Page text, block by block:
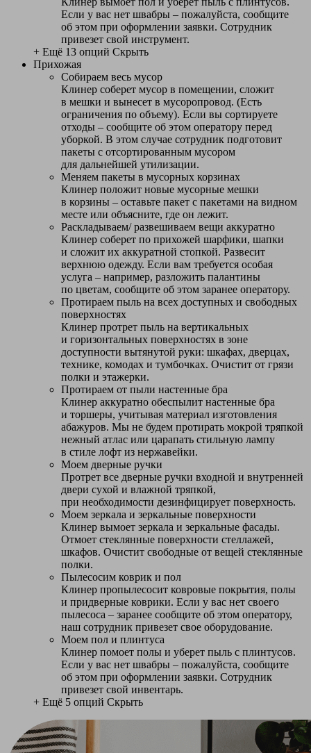
Если у вас нет швабры – пожалуйста, сообщите
об этом при оформлении заявки. Сотрудник
привезет свой инструмент.
+ Ещё 13 опций Скрыть
Прихожая
Собираем весь мусор
Клинер соберет мусор в помещении, сложит
в мешки и вынесет в мусоропровод. (Есть
ограничения по объему). Если вы сортируете
отходы – сообщите об этом оператору перед
уборкой. В этом случае сотрудник подготовит
пакеты с отсортированным мусором
для дальнейшей утилизации.
Меняем пакеты в мусорных корзинах
Клинер положит новые мусорные мешки
в корзины – оставьте пакет с пакетами на видном
месте или объясните, где он лежит.
Раскладываем/ развешиваем вещи аккуратно
Клинер соберет по прихожей шарфики, шапки
и сложит их аккуратной стопкой. Развесит
верхнюю одежду. Если вам требуется особая
услуга – например, разложить палантины
по цветам, сообщите об этом заранее оператору.
Протираем пыль на всех доступных и свободных
поверхностях
Клинер протрет пыль на вертикальных
и горизонтальных поверхностях в зоне
доступности вытянутой руки: шкафах, дверцах,
технике, комодах и тумбочках. Очистит от грязи
полки и этажерки.
Протираем от пыли настенные бра
Клинер аккуратно обеспылит настенные бра
и торшеры, учитывая материал изготовления
абажуров. Мы не будем протирать мокрой тряпкой
нежный атлас или царапать стильную лампу
в стиле лофт из нержавейки.
Моем дверные ручки
Протрет все дверные ручки входной и внутренней
двери сухой и влажной тряпкой,
при необходимости дезинфицирует поверхность.
Моем зеркала и зеркальные поверхности
Клинер вымоет зеркала и зеркальные фасады.
Отмоет стеклянные поверхности стеллажей,
шкафов. Очистит свободные от вещей стеклянные
полки.
Пылесосим коврик и пол
Клинер пропылесосит ковровые покрытия, полы
и придверные коврики. Если у вас нет своего
пылесоса – заранее сообщите об этом оператору,
наш сотрудник привезет свое оборудование.
Моем пол и плинтуса
Клинер помоет полы и уберет пыль с плинтусов.
Если у вас нет швабры – пожалуйста, сообщите
об этом при оформлении заявки. Сотрудник
привезет свой инвентарь.
+ Ещё 5 опций Скрыть